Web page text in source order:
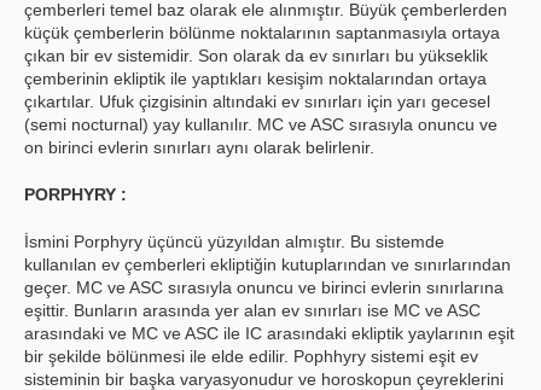
çemberleri temel baz olarak ele alınmıştır. Büyük çemberlerden
küçük çemberlerin bölünme noktalarının saptanmasıyla ortaya
çıkan bir ev sistemidir. Son olarak da ev sınırları bu yükseklik
çemberinin ekliptik ile yaptıkları kesişim noktalarından ortaya
çıkartılar. Ufuk çizgisinin altındaki ev sınırları için yarı gecesel
(semi nocturnal) yay kullanılır. MC ve ASC sırasıyla onuncu ve
on birinci evlerin sınırları aynı olarak belirlenir.
PORPHYRY :
İsmini Porphyry üçüncü yüzyıldan almıştır. Bu sistemde
kullanılan ev çemberleri ekliptiğin kutuplarından ve sınırlarından
geçer. MC ve ASC sırasıyla onuncu ve birinci evlerin sınırlarına
eşittir. Bunların arasında yer alan ev sınırları ise MC ve ASC
arasındaki ve MC ve ASC ile IC arasındaki ekliptik yaylarının eşit
bir şekilde bölünmesi ile elde edilir. Pophhyry sistemi eşit ev
sisteminin bir başka varyasyonudur ve horoskopun çeyreklerini